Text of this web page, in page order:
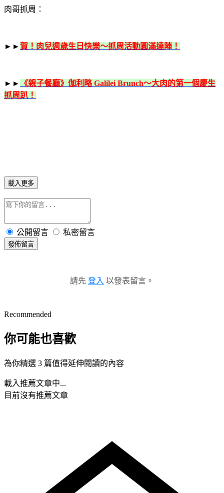
肉哥抓周：
►►賀！肉兒週歲生日快樂～抓周活動圓滿達陣！
►►
《親子餐廳》伽利略 Galilei Brunch～大肉的第一個慶生
抓周趴！
載入更多
公開留言 私密留言
發佈留言
請先 登入 以發表留言。
Recommended
你可能也喜歡
為你精選 3 篇值得延伸閱讀的內容
載入推薦文章中...
目前沒有推薦文章